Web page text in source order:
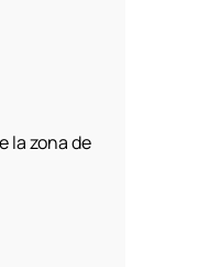
la zona de